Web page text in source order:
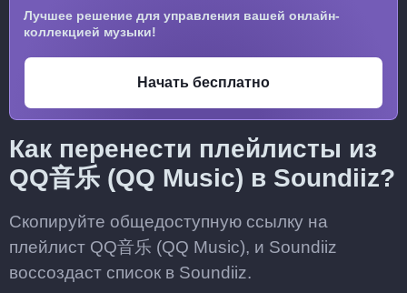
Лучшее решение для управления вашей онлайн-
коллекцией музыки!
Начать бесплатно
Как перенести плейлисты из
QQ音乐 (QQ Music) в Soundiiz?
Скопируйте общедоступную ссылку на
плейлист QQ音乐 (QQ Music), и Soundiiz
воссоздаст список в Soundiiz.